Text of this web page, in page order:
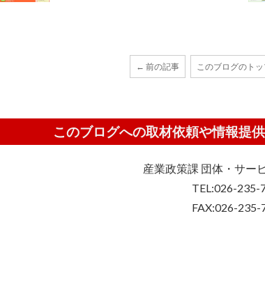
← 前の記事 このブログのト
このブログへの取材依頼や情報提
産業政策課 団体・サー
TEL:026-235-
FAX:026-235-